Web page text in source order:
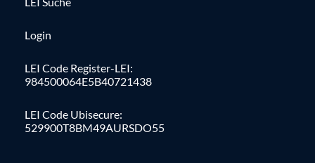
Login
LEI Code Register-LEI:
984500064E5B40721438
LEI Code Ubisecure:
529900T8BM49AURSDO55